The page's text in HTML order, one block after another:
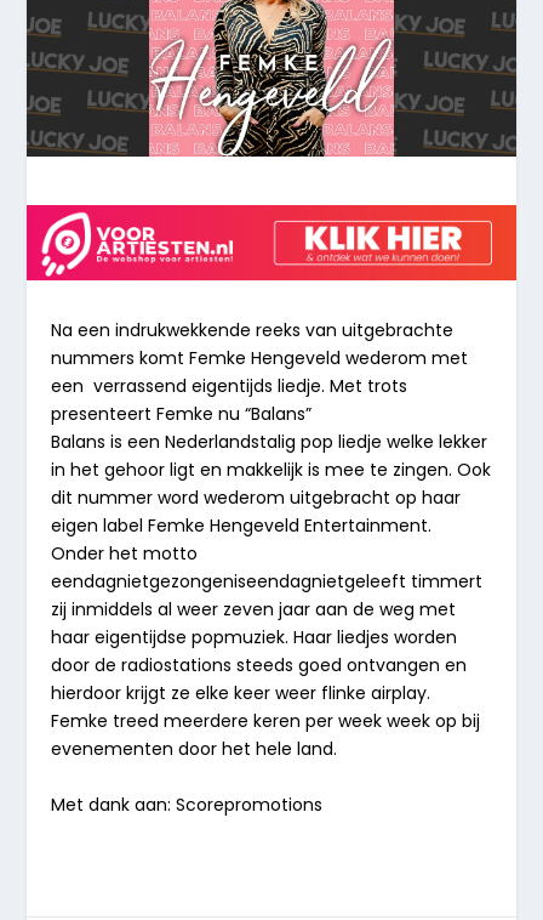
Na een indrukwekkende reeks van uitgebrachte
nummers komt Femke Hengeveld wederom met
een verrassend eigentijds liedje. Met trots
presenteert Femke nu “Balans”
Balans is een Nederlandstalig pop liedje welke lekker
in het gehoor ligt en makkelijk is mee te zingen. Ook
dit nummer word wederom uitgebracht op haar
eigen label Femke Hengeveld Entertainment.
Onder het motto
eendagnietgezongeniseendagnietgeleeft timmert
zij inmiddels al weer zeven jaar aan de weg met
haar eigentijdse popmuziek. Haar liedjes worden
door de radiostations steeds goed ontvangen en
hierdoor krijgt ze elke keer weer flinke airplay.
Femke treed meerdere keren per week week op bij
evenementen door het hele land.
Met dank aan: Scorepromotions